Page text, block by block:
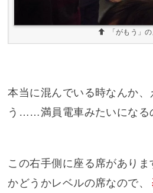
「がもう」
本当に混んでいる時なんか
う……満員電車みたいになる
この右手側に座る席があり
かどうかレベルの席なので、